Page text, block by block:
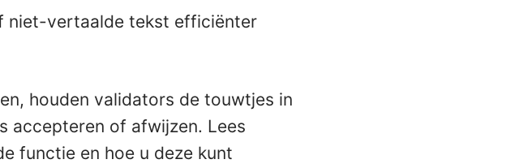
niet-vertaalde tekst efficiënter
houden validators de touwtjes in
accepteren of afwijzen. Lees
functie en hoe u deze kunt